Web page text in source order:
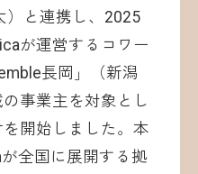
）と連携し、2025
が運営するコワー
長岡」（新潟
事業主を対象とし
開始しました。本
全国に展開する拠